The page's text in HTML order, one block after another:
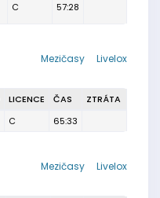
C 57:28
Livelox
Mezičasy
LICENCE ČAS
ZTRÁTA
C 65:33
Livelox
Mezičasy